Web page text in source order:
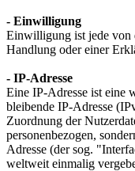
- Einwilligung
Einwilligung ist jede von
Handlung oder einer
- IP-Adresse
Eine IP-Adresse ist eine
bleibende IP-Adresse
Zuordnung der
personenbezogen,
Adresse (der sog.
weltweit einmalig